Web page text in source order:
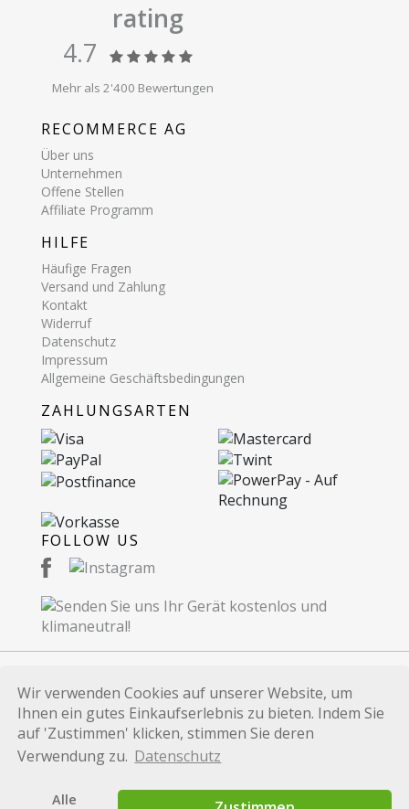
Wir verwenden Cookies auf unserer Website, um
Ihnen ein gutes Einkaufserlebnis zu bieten. Indem Sie
auf 'Zustimmen' klicken, stimmen Sie deren
Verwendung zu. Datenschutz
Alle
rating
4.7
Mehr als 2'400 Bewertungen
RECOMMERCE AG
Über uns
Unternehmen
Offene Stellen
Affiliate Programm
HILFE
Häufige Fragen
Versand und Zahlung
Kontakt
Widerruf
Datenschutz
Impressum
Allgemeine Geschäftsbedingungen
ZAHLUNGSARTEN
FOLLOW US
© 2026 Recommerce AG. Proudly Made in
Switzerland.
Alle auf dieser Website verwendeten Marken und
Identifikationszwecken und sind Marken bzw.